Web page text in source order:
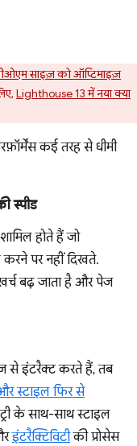
साइज़ को ऑप्टिमाइज़
Lighthouse 13 में नया क्या
कई तरह से धीमी
स्पीड
होते हैं जो
करने पर नहीं दिखते.
बढ़ जाता है और पेज
से इंटरैक्ट करते हैं, तब
स्टाइल फिर से
के साथ-साथ स्टाइल
इंटरैक्टिविटीकी प्रोसेस